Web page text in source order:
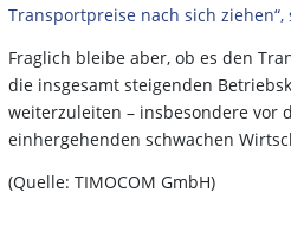
Transportpreise nach sich ziehen“,
Fraglich bleibe aber, ob es den
die insgesamt steigenden
weiterzuleiten – insbesondere vor
einhergehenden schwachen
(Quelle: TIMOCOM GmbH)